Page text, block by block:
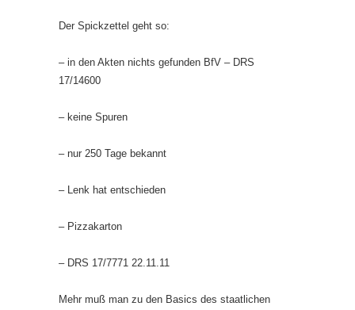
Der Spickzettel geht so:
– in den Akten nichts gefunden BfV – DRS
17/14600
– keine Spuren
– nur 250 Tage bekannt
– Lenk hat entschieden
– Pizzakarton
– DRS 17/7771 22.11.11
Mehr muß man zu den Basics des staatlichen